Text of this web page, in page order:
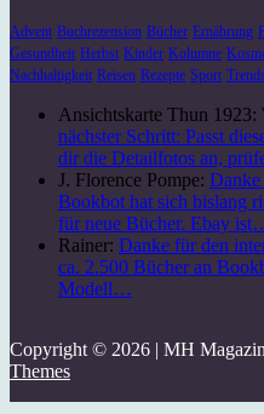
Advent Buchrezension Bücher Ernährung
Gesundheit Herbst Kinder Kolumne
Nachhaltigkeit Reisen Rezepte Sport
Ansichtskarte Thun
nächster Schritt: Passt
dir die Detailfotos an,
J. Florence Pompe: Danke
Bookbot hat sich bislang
für neue Bücher. Ebay
Rainer: Danke für den
ca. 2.500 Bücher an
Modell…
Copyright © 2026 | MH
Themes